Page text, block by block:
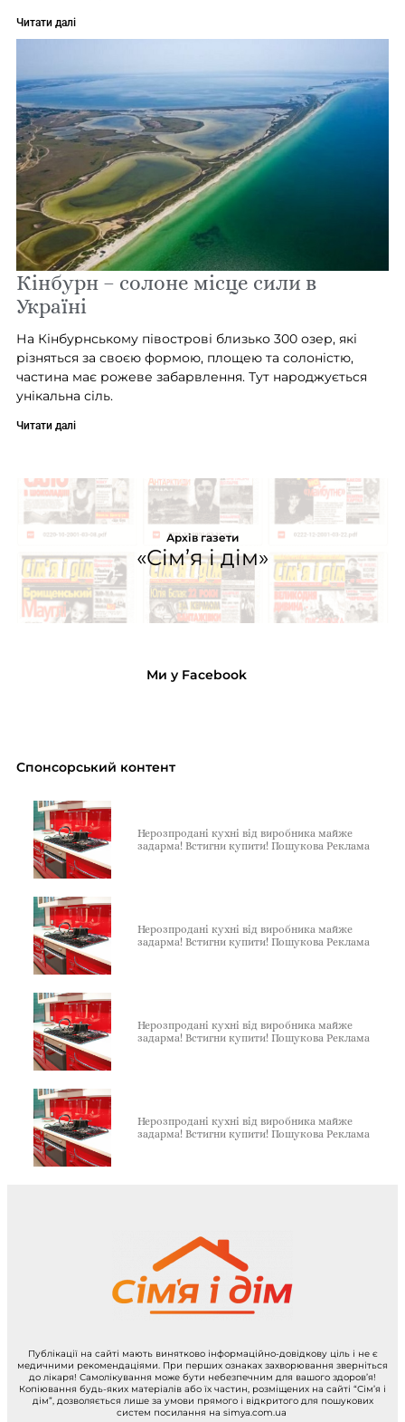
Читати далі
Кінбурн – солоне місце сили в
Україні
На Кінбурнському півострові близько 300 озер, які
різняться за своєю формою, площею та солоністю,
частина має рожеве забарвлення. Тут народжується
унікальна сіль.
Читати далі
Архів газети
«Сім’я і дім»
Ми у Facebook
Спонсорський контент
Нерозпродані кухні від виробника майже
задарма! Встигни купити! Пошукова Реклама
Нерозпродані кухні від виробника майже
задарма! Встигни купити! Пошукова Реклама
Нерозпродані кухні від виробника майже
задарма! Встигни купити! Пошукова Реклама
Нерозпродані кухні від виробника майже
задарма! Встигни купити! Пошукова Реклама
Публікації на сайті мають винятково інформаційно-довідкову ціль і не є
медичними рекомендаціями. При перших ознаках захворювання зверніться
до лікаря! Самолікування може бути небезпечним для вашого здоров’я!
Копіювання будь-яких матеріалів або їх частин, розміщених на сайті “Сім’я і
дім”, дозволяється лише за умови прямого і відкритого для пошукових
систем посилання на simya.com.ua